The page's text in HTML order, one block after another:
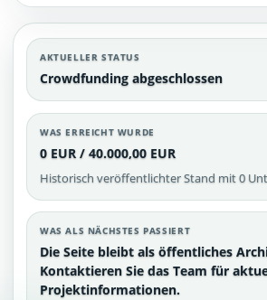
AKTUELLER STATUS
Crowdfunding abgeschlossen
WAS ERREICHT WURDE
0 EUR / 40.000,00 EUR
Historisch veröffentlichter Stand mit 0
WAS ALS NÄCHSTES PASSIERT
Die Seite bleibt als öffentliches
Kontaktieren Sie das Team für
Projektinformationen.